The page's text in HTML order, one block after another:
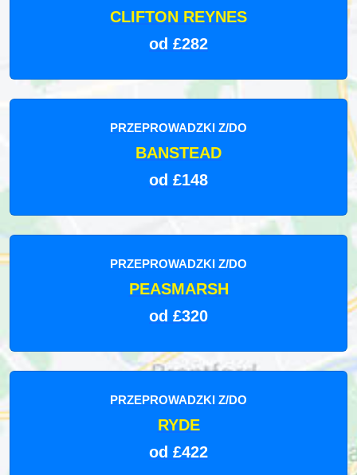
CLIFTON REYNES
od £282
PRZEPROWADZKI Z/DO
BANSTEAD
od £148
PRZEPROWADZKI Z/DO
PEASMARSH
od £320
PRZEPROWADZKI Z/DO
RYDE
od £422